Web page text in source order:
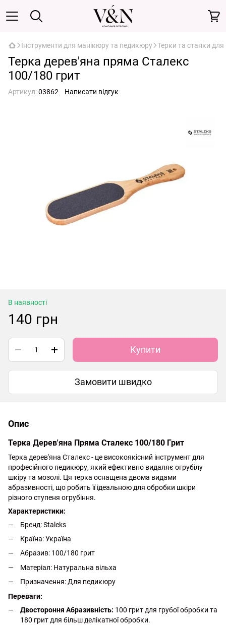
Інструменти для манікюру та педикюру Терки та станки
Терка дерев'яна пряма Сталекс
100/180 грит
Артикул:03862 Написати відгук
В наявності
140 грн
Купити
Замовити швидко
Опис
Терка Дерев'яна Пряма Сталекс 100/180 Грит
Терка дерев'яна Сталекс - це високоякісний інструмент для
професійного педикюру, який ефективно видаляє огрубілу
шкіру та мозолі. Ця терка оснащена двома видами
абразивності, що робить її ідеальною для обробки шкіри
різного ступеня огрубіння.
Характеристики:
Бренд: Staleks
Країна: Україна
Абразив: 100/180 грит
Матеріал: Натуральна вільха
Призначення: Для педикюру
Переваги:
Двостороння Абразивність: 100 грит для грубої обробки та
180 грит для більш делікатної обробки.